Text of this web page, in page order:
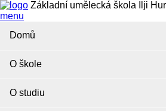
Základní umělecká škola Ilji
menu
Domů
O škole
O studiu